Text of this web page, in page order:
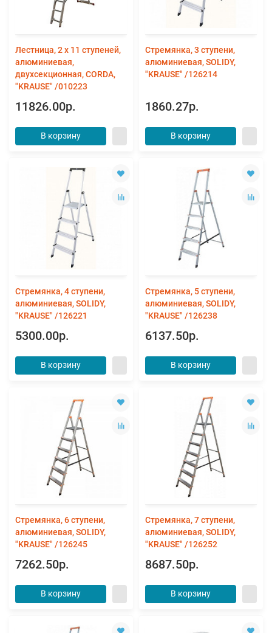
Лестница, 2 х 11 ступеней,
алюминиевая,
двухсекционная, CORDA,
"KRAUSE" /010223
11826.00р.
В корзину
Стремянка, 3 ступени,
алюминиевая, SOLIDY,
"KRAUSE" /126214
1860.27р.
В корзину
Стремянка, 4 ступени,
алюминиевая, SOLIDY,
"KRAUSE" /126221
5300.00р.
В корзину
Стремянка, 5 ступени,
алюминиевая, SOLIDY,
"KRAUSE" /126238
6137.50р.
В корзину
Стремянка, 6 ступени,
алюминиевая, SOLIDY,
"KRAUSE" /126245
7262.50р.
В корзину
Стремянка, 7 ступени,
алюминиевая, SOLIDY,
"KRAUSE" /126252
8687.50р.
В корзину